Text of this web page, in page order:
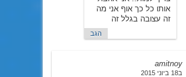
אותו כל כך אוף אני מה
זה עצובה בגלל זה
הגב
amitnoy
ב18 ביוני 2015